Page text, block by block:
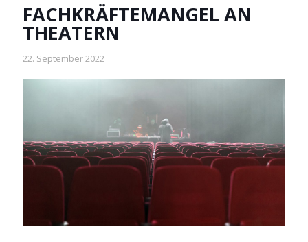
FACHKRÄFTEMANGEL AN
THEATERN
22. September 2022